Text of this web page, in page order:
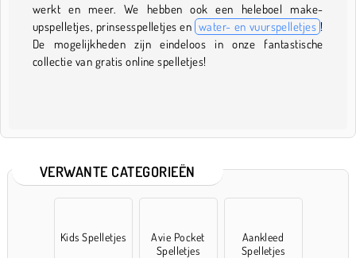
werkt en meer. We hebben ook een heleboel make-
upspelletjes, prinsesspelletjes en water- en vuurspelletjes !
De mogelijkheden zijn eindeloos in onze fantastische
collectie van gratis online spelletjes!
VERWANTE CATEGORIEËN
Kids Spelletjes
Avie Pocket
Spelletjes
Aankleed
Spelletjes